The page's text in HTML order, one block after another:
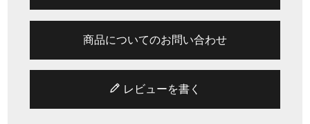
商品についてのお問い合わせ
レビューを書く